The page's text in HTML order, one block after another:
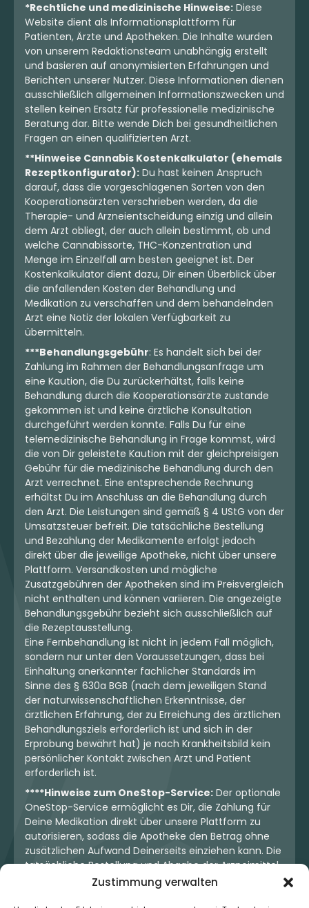
Zustimmung verwalten
*Rechtliche und medizinische Hinweise: Diese
Website dient als Informationsplattform für
Patienten, Ärzte und Apotheken. Die Inhalte wurden
von unserem Redaktionsteam unabhängig erstellt
und basieren auf anonymisierten Erfahrungen und
Berichten unserer Nutzer. Diese Informationen dienen
ausschließlich allgemeinen Informationszwecken und
stellen keinen Ersatz für professionelle medizinische
Beratung dar. Bitte wende Dich bei gesundheitlichen
Fragen an einen qualifizierten Arzt.
**Hinweise Cannabis Kostenkalkulator (ehemals
Rezeptkonfigurator): Du hast keinen Anspruch
darauf, dass die vorgeschlagenen Sorten von den
Kooperationsärzten verschrieben werden, da die
Therapie- und Arzneientscheidung einzig und allein
dem Arzt obliegt, der auch allein bestimmt, ob und
welche Cannabissorte, THC-Konzentration und
Menge im Einzelfall am besten geeignet ist. Der
Kostenkalkulator dient dazu, Dir einen Überblick über
die anfallenden Kosten der Behandlung und
Medikation zu verschaffen und dem behandelnden
Arzt eine Notiz der lokalen Verfügbarkeit zu
übermitteln.
***Behandlungsgebühr: Es handelt sich bei der
Zahlung im Rahmen der Behandlungsanfrage um
eine Kaution, die Du zurückerhältst, falls keine
Behandlung durch die Kooperationsärzte zustande
gekommen ist und keine ärztliche Konsultation
durchgeführt werden konnte. Falls Du für eine
telemedizinische Behandlung in Frage kommst, wird
die von Dir geleistete Kaution mit der gleichpreisigen
Gebühr für die medizinische Behandlung durch den
Arzt verrechnet. Eine entsprechende Rechnung
erhältst Du im Anschluss an die Behandlung durch
den Arzt. Die Leistungen sind gemäß § 4 UStG von der
Umsatzsteuer befreit. Die tatsächliche Bestellung
und Bezahlung der Medikamente erfolgt jedoch
direkt über die jeweilige Apotheke, nicht über unsere
Plattform. Versandkosten und mögliche
Zusatzgebühren der Apotheken sind im Preisvergleich
nicht enthalten und können variieren. Die angezeigte
Behandlungsgebühr bezieht sich ausschließlich auf
die Rezeptausstellung.
Eine Fernbehandlung ist nicht in jedem Fall möglich,
sondern nur unter den Voraussetzungen, dass bei
Einhaltung anerkannter fachlicher Standards im
Sinne des § 630a BGB (nach dem jeweiligen Stand
der naturwissenschaftlichen Erkenntnisse, der
ärztlichen Erfahrung, der zu Erreichung des ärztlichen
Behandlungsziels erforderlich ist und sich in der
Erprobung bewährt hat) je nach Krankheitsbild kein
persönlicher Kontakt zwischen Arzt und Patient
erforderlich ist.
****Hinweise zum OneStop-Service: Der optionale
OneStop-Service ermöglicht es Dir, die Zahlung für
Deine Medikation direkt über unsere Plattform zu
autorisieren, sodass die Apotheke den Betrag ohne
zusätzlichen Aufwand Deinerseits einziehen kann. Die
tatsächliche Bestellung und Abgabe der Arzneimittel
erfolgt jedoch ausschließlich über die jeweilige